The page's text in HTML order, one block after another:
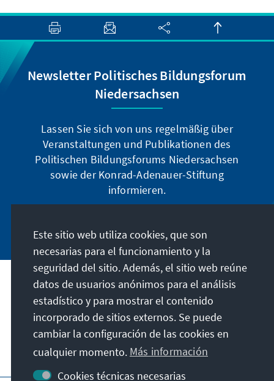
Newsletter Politisches Bildungsforum
Niedersachsen
Lassen Sie sich von uns regelmäßig über
Veranstaltungen und Publikationen des
Politischen Bildungsforums Niedersachsen
sowie der Konrad-Adenauer-Stiftung
informieren.
Dirección
Contacto
Visita también
Este sitio web utiliza cookies, que son
necesarias para el funcionamiento y la
seguridad del sitio. Además, el sitio web reúne
datos de usuarios anónimos para el análisis
estadístico y para mostrar el contenido
incorporado de sitios externos. Se puede
cambiar la configuración de las cookies en
cualquier momento. Más información
Cookies técnicas necesarias